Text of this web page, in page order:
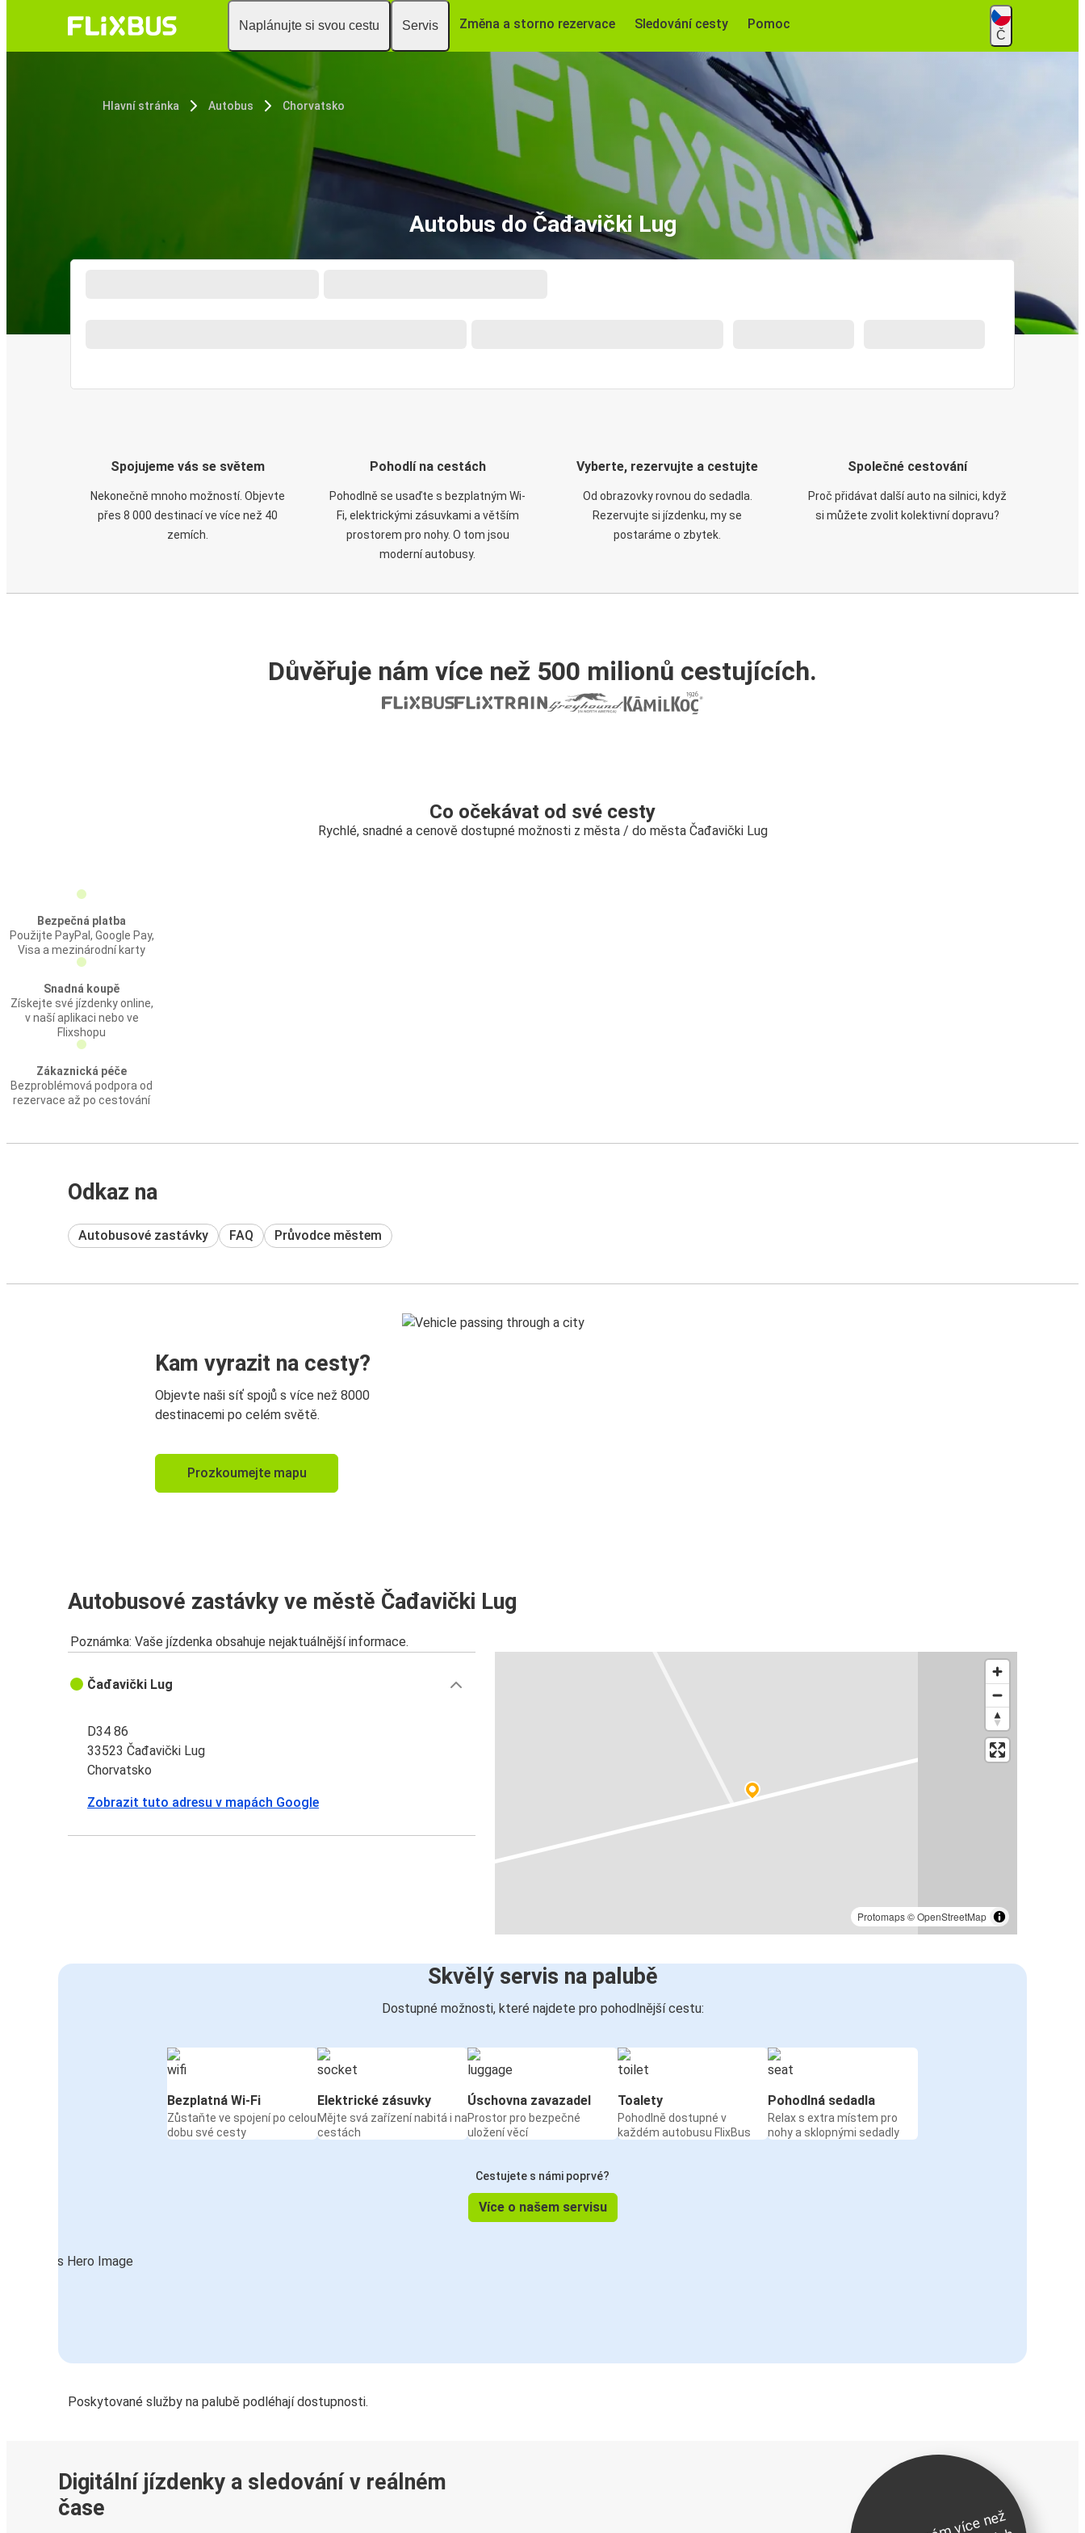
Naplánujte si svou cestu Servis Změna a storno rezervace Sledování cesty Pomoc
Č
Hlavní stránka Autobus Chorvatsko
Autobus do Čađavički Lug
Spojujeme vás se světem
Nekonečně mnoho možností. Objevte
přes 8 000 destinací ve více než 40
zemích.
Pohodlí na cestách
Pohodlně se usaďte s bezplatným Wi-
Fi, elektrickými zásuvkami a větším
prostorem pro nohy. O tom jsou
moderní autobusy.
Vyberte, rezervujte a cestujte
Od obrazovky rovnou do sedadla.
Rezervujte si jízdenku, my se
postaráme o zbytek.
Společné cestování
Proč přidávat další auto na silnici, když
si můžete zvolit kolektivní dopravu?
Důvěřuje nám více než 500 milionů cestujících.
Co očekávat od své cesty
Rychlé, snadné a cenově dostupné možnosti z města / do města Čađavički Lug
Bezpečná platba
Použijte PayPal, Google Pay,
Visa a mezinárodní karty
Snadná koupě
Získejte své jízdenky online,
v naší aplikaci nebo ve
Flixshopu
Zákaznická péče
Bezproblémová podpora od
rezervace až po cestování
Odkaz na
Autobusové zastávky FAQ Průvodce městem
Kam vyrazit na cesty?
Objevte naši síť spojů s více než 8000
destinacemi po celém světě.
Prozkoumejte mapu
Autobusové zastávky ve městě Čađavički Lug
Poznámka: Vaše jízdenka obsahuje nejaktuálnější informace.
Protomaps©OpenStreetMap
Čađavički Lug
D34 86
33523 Čađavički Lug
Chorvatsko
Zobrazit tuto adresu v mapách Google
Skvělý servis na palubě
Dostupné možnosti, které najdete pro pohodlnější cestu:
Bezplatná Wi-Fi
Zůstaňte ve spojení po celou
dobu své cesty
Elektrické zásuvky
Mějte svá zařízení nabitá i na
cestách
Úschovna zavazadel
Prostor pro bezpečné
uložení věcí
Toalety
Pohodlně dostupné v
každém autobusu FlixBus
Pohodlná sedadla
Relax s extra místem pro
nohy a sklopnými sedadly
Cestujete s námi poprvé?
Více o našem servisu
Poskytované služby na palubě podléhají dostupnosti.
Digitální jízdenky a sledování v reálném
čase